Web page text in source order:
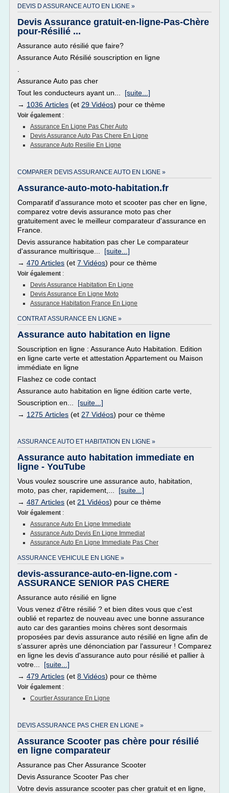
DEVIS D ASSURANCE AUTO EN LIGNE »
Devis Assurance gratuit-en-ligne-Pas-Chère
pour-Résilié ...
Assurance auto résilié que faire?
Assurance Auto Résilié souscription en ligne
Assurance Auto pas cher
Tout les conducteurs ayant un... [suite...]
→ 1036 Articles (et 29 Vidéos) pour ce thème
Voir également :
Assurance En Ligne Pas Cher Auto
Devis Assurance Auto Pas Chere En Ligne
Assurance Auto Resilie En Ligne
COMPARER DEVIS ASSURANCE AUTO EN LIGNE »
Assurance-auto-moto-habitation.fr
Comparatif d'assurance moto et scooter pas cher en ligne,
comparez votre devis assurance moto pas cher
gratuitement avec le meilleur comparateur d'assurance en
France.
Devis assurance habitation pas cher Le comparateur
d'assurance multirisque... [suite...]
→ 470 Articles (et 7 Vidéos) pour ce thème
Voir également :
Devis Assurance Habitation En Ligne
Devis Assurance En Ligne Moto
Assurance Habitation France En Ligne
CONTRAT ASSURANCE EN LIGNE »
Assurance auto habitation en ligne
Souscription en ligne : Assurance Auto Habitation. Edition
en ligne carte verte et attestation Appartement ou Maison
immédiate en ligne
Flashez ce code contact
Assurance auto habitation en ligne édition carte verte,
Souscription en... [suite...]
→ 1275 Articles (et 27 Vidéos) pour ce thème
ASSURANCE AUTO ET HABITATION EN LIGNE »
Assurance auto habitation immediate en
ligne - YouTube
Vous voulez souscrire une assurance auto, habitation,
moto, pas cher, rapidement,... [suite...]
→ 487 Articles (et 21 Vidéos) pour ce thème
Voir également :
Assurance Auto En Ligne Immediate
Assurance Auto Devis En Ligne Immediat
Assurance Auto En Ligne Immediate Pas Cher
ASSURANCE VEHICULE EN LIGNE »
devis-assurance-auto-en-ligne.com -
ASSURANCE SENIOR PAS CHERE
Assurance auto résilié en ligne
Vous venez d'être résilié ? et bien dites vous que c'est
oublié et repartez de nouveau avec une bonne assurance
auto car des garanties moins chères sont desormais
proposées par devis assurance auto résilié en ligne afin de
s'assurer après une dénonciation par l'assureur ! Comparez
en ligne les devis d'assurance auto pour résilié et pallier à
votre... [suite...]
→ 479 Articles (et 8 Vidéos) pour ce thème
Voir également :
Courtier Assurance En Ligne
DEVIS ASSURANCE PAS CHER EN LIGNE »
Assurance Scooter pas chère pour résilié
en ligne comparateur
Assurance pas Cher Assurance Scooter
Devis Assurance Scooter Pas cher
Votre devis assurance scooter pas cher gratuit et en ligne,